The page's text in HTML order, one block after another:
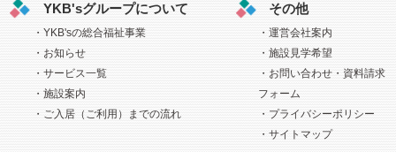
YKB'sグループについて
YKB'sの総合福祉事業
お知らせ
サービス一覧
施設案内
ご入居（ご利用）までの流れ
その他
運営会社案内
施設見学希望
お問い合わせ・資料請求
フォーム
プライバシーポリシー
サイトマップ